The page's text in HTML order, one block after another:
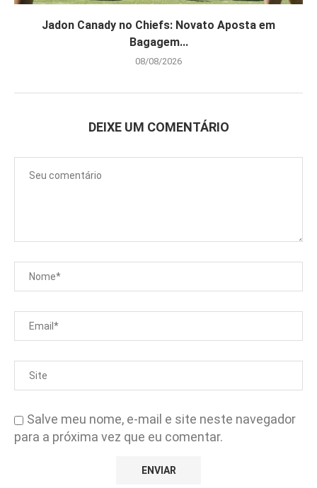
Jadon Canady no Chiefs: Novato Aposta em
Bagagem...
08/08/2026
DEIXE UM COMENTÁRIO
Salve meu nome, e-mail e site neste navegador
para a próxima vez que eu comentar.